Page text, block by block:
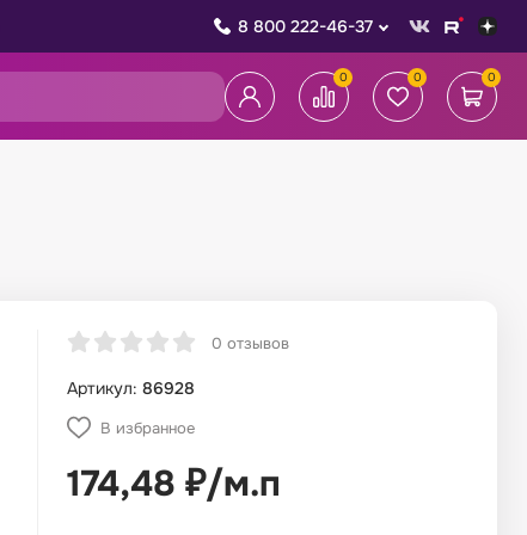
8 800 222-46-37
0 0 0
0 отзывов
Артикул: 86928
В избранное
174,48 ₽/м.п